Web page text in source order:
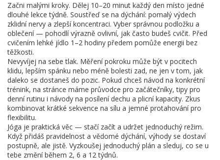
Začni malými kroky. Dělej 10–20 minut každý den místo jedné
dlouhé lekce týdně. Soustřeď se na dýchání: pomalý výdech
zklidní nervy a zlepší koncentraci. Vyber správnou podložku a
oblečení — pohodlí výrazně ovlivní, jak často budeš cvičit. Před
cvičením lehké jídlo 1–2 hodiny předem pomůže energii bez
těžkosti.
Nevyvíjej na sebe tlak. Měření pokroku může být v pocitech
klidu, lepším spánku nebo méně bolesti zad, ne jen v tom, jak
daleko se dostaneš do pozic. Pokud chceš návod na konkrétní
trénink, na stránce máme průvodce pro začátečníky, tipy pro
denní rutinu i návody na posílení dechu a plicní kapacity. Zkus
kombinovat krátké sekvence na sílu a jemné protahování pro
flexibilitu.
Jóga je praktická věc — stačí začít a udržet jednoduchý režim.
Když přidáš pravidelnost a vědomé dýchání, výhody se dostaví
postupně, ale jistě. Vyzkoušej jednoduchý plán a sleduj, co se u
tebe změní během 2, 6 a 12 týdnů.